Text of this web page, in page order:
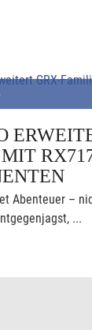
Abenteuer –
...